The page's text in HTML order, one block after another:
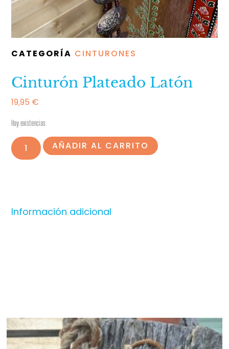
CATEGORÍA CINTURONES
Cinturón Plateado Latón
19,95 €
Hay existencias
AÑADIR AL CARRITO
Información adicional